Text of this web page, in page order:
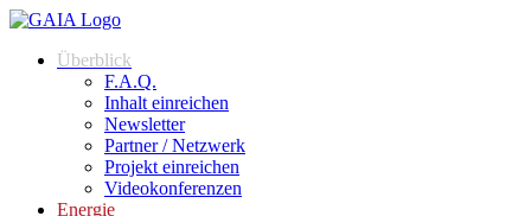
Zum
springenÜberblick
F.A.Q.
Inhalt einreichen
Newsletter
Partner / Netzwerk
Projekt einreichen
Videokonferenzen
Energie